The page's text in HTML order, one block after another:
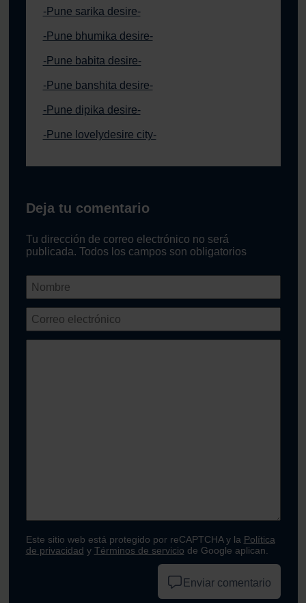
-Pune sarika desire-
-Pune bhumika desire-
-Pune babita desire-
-Pune banshita desire-
-Pune dipika desire-
-Pune lovelydesire city-
Deja tu comentario
Tu dirección de correo electrónico no será
publicada. Todos los campos son obligatorios
Este sitio web está protegido por reCAPTCHA y la Política
de privacidad y Términos de servicio de Google aplican.
Enviar comentario